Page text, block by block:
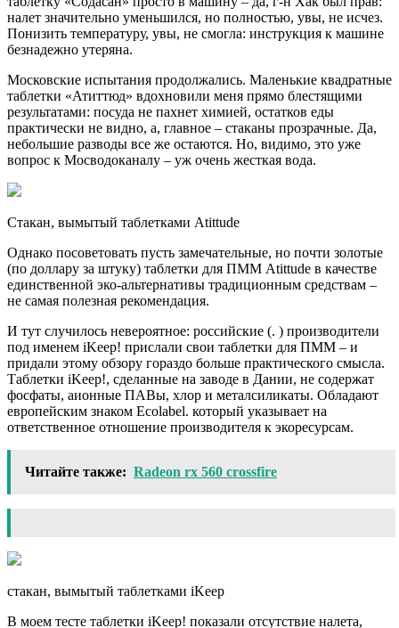
налет значительно уменьшился, но полностью, увы, не исчез.
Понизить температуру, увы, не смогла: инструкция к машине
безнадежно утеряна.
Московские испытания продолжались. Маленькие квадратные
таблетки «Атиттюд» вдохновили меня прямо блестящими
результатами: посуда не пахнет химией, остатков еды
практически не видно, а, главное – стаканы прозрачные. Да,
небольшие разводы все же остаются. Но, видимо, это уже
вопрос к Мосводоканалу – уж очень жесткая вода.
Стакан, вымытый таблетками Atittude
Однако посоветовать пусть замечательные, но почти золотые
(по доллару за штуку) таблетки для ПММ Atittude в качестве
единственной эко-альтернативы традиционным средствам –
не самая полезная рекомендация.
И тут случилось невероятное: российские (. ) производители
под именем iKeep! прислали свои таблетки для ПММ – и
придали этому обзору гораздо больше практического смысла.
Таблетки iKeep!, сделанные на заводе в Дании, не содержат
фосфаты, аионные ПАВы, хлор и металсиликаты. Обладают
европейским знаком Ecolabel. который указывает на
ответственное отношение производителя к экоресурсам.
Читайте также: Radeon rx 560 crossfire
стакан, вымытый таблетками iKeep
В моем тесте таблетки iKeep! показали отсутствие налета,